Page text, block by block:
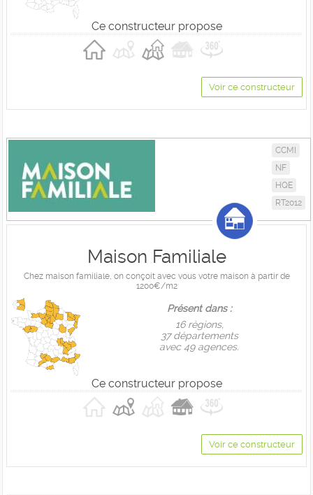
Ce constructeur propose
Voir ce constructeur
CCMI
NF
HQE
RT2012
Maison Familiale
Chez maison familiale, on conçoit avec vous votre maison à partir de
1200€/m2
Présent dans :
16 règions,
37 départements
avec 49 agences.
Ce constructeur propose
Voir ce constructeur